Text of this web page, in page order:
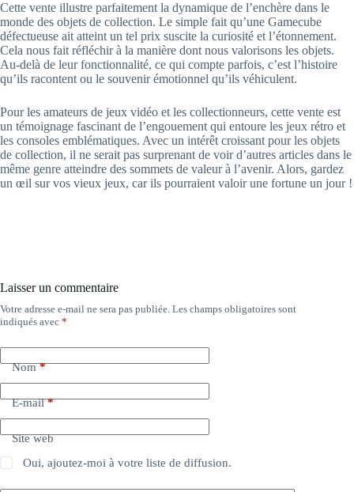
Cette vente illustre parfaitement la dynamique de l’enchère dans le
monde des objets de collection. Le simple fait qu’une Gamecube
défectueuse ait atteint un tel prix suscite la curiosité et l’étonnement.
Cela nous fait réfléchir à la manière dont nous valorisons les objets.
Au-delà de leur fonctionnalité, ce qui compte parfois, c’est l’histoire
qu’ils racontent ou le souvenir émotionnel qu’ils véhiculent.
Pour les amateurs de jeux vidéo et les collectionneurs, cette vente est
un témoignage fascinant de l’engouement qui entoure les jeux rétro et
les consoles emblématiques. Avec un intérêt croissant pour les objets
de collection, il ne serait pas surprenant de voir d’autres articles dans le
même genre atteindre des sommets de valeur à l’avenir. Alors, gardez
un œil sur vos vieux jeux, car ils pourraient valoir une fortune un jour !
Laisser un commentaire
Votre adresse e-mail ne sera pas publiée. Les champs obligatoires sont
indiqués avec *
Nom*
E-mail*
Site web
Oui, ajoutez-moi à votre liste de diffusion.